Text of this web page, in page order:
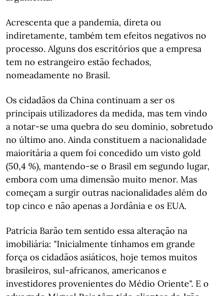
Acrescenta que a pandemia, direta ou
indiretamente, também tem efeitos negativos no
processo. Alguns dos escritórios que a empresa
tem no estrangeiro estão fechados,
nomeadamente no Brasil.
Os cidadãos da China continuam a ser os
principais utilizadores da medida, mas tem vindo
a notar-se uma quebra do seu domínio, sobretudo
no último ano. Ainda constituem a nacionalidade
maioritária a quem foi concedido um visto gold
(50,4 %), mantendo-se o Brasil em segundo lugar,
embora com uma dimensão muito menor. Mas
começam a surgir outras nacionalidades além do
top cinco e não apenas a Jordânia e os EUA.
Patrícia Barão tem sentido essa alteração na
imobiliária: "Inicialmente tínhamos em grande
força os cidadãos asiáticos, hoje temos muitos
brasileiros, sul-africanos, americanos e
investidores provenientes do Médio Oriente". E o